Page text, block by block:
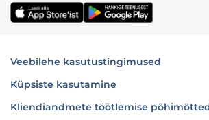
Veebilehe kasutustingimused
Küpsiste kasutamine
Kliendiandmete töötlemise